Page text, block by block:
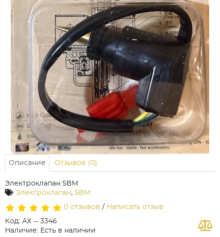
Описание Отзывов (0)
Электроклапан 5BM
Электроклапан, 5BM
0 отзывов / Написать отзыв
Код: АХ -- 3346
Наличие: Есть в наличии